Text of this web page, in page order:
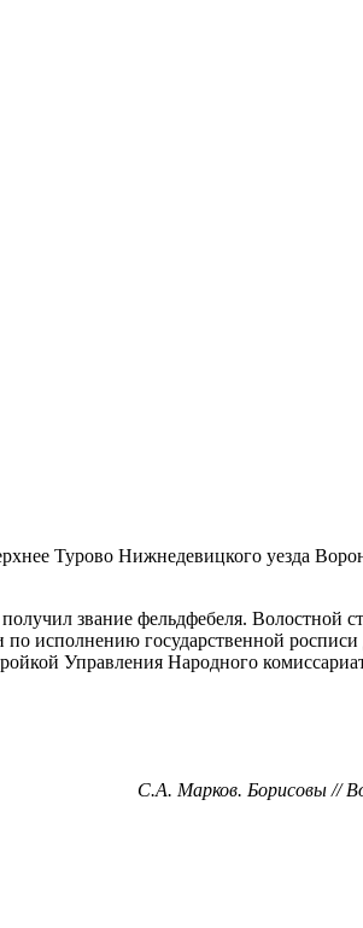
Турово Нижнедевицкого уезда
звание фельдфебеля.
исполнению государственной
Управления Народного
С.А. Марков. Борисовы //